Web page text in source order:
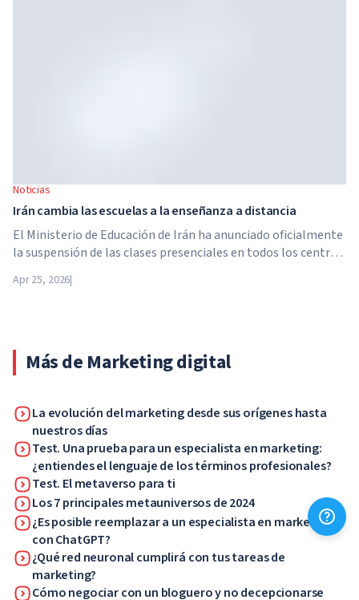
Noticias
Irán cambia las escuelas a la enseñanza a distancia
El Ministerio de Educación de Irán ha anunciado oficialmente
la suspensión de las clases presenciales en todos los centros
colegios y universidades pasan a la enseñanza a distancia por
Apr 25, 2026|
Más de Marketing digital
La evolución del marketing desde sus orígenes hasta
nuestros días
Test. Una prueba para un especialista en marketing:
¿entiendes el lenguaje de los términos profesionales?
Test. El metaverso para ti
Los 7 principales metauniversos de 2024
¿Es posible reemplazar a un especialista en marketing
con ChatGPT?
¿Qué red neuronal cumplirá con tus tareas de
marketing?
Cómo negociar con un bloguero y no decepcionarse